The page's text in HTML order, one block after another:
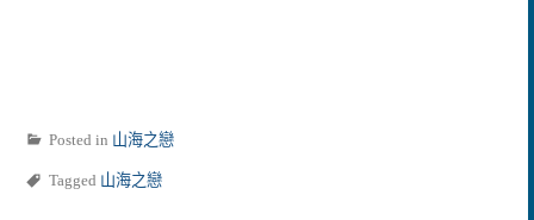
Posted in 山海之戀
Tagged 山海之戀